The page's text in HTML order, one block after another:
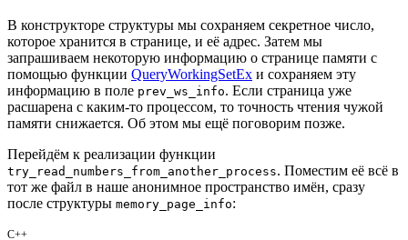
В конструкторе структуры мы сохраняем секретное число,
которое хранится в странице, и её адрес. Затем мы
запрашиваем некоторую информацию о странице памяти с
помощью функции QueryWorkingSetEx и сохраняем эту
информацию в поле prev_ws_info. Если страница уже
расшарена с каким-то процессом, то точность чтения чужой
памяти снижается. Об этом мы ещё поговорим позже.
Перейдём к реализации функции
try_read_numbers_from_another_process. Поместим её всё в
тот же файл в наше анонимное пространство имён, сразу
после структуры memory_page_info:
C++